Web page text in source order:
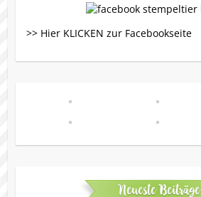
>> Hier KLICKEN zur Facebookseite
Neueste Beiträge